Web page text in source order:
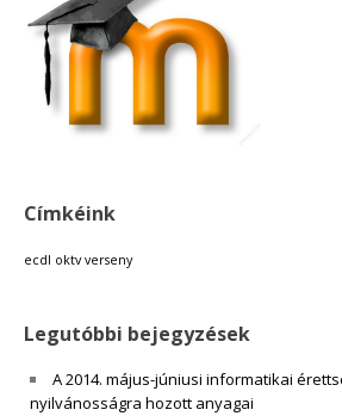
20:00
21:00
Címkéink
ecdl oktv verseny
Legutóbbi bejegyzések
A 2014. május-júniusi informatikai
nyilvánosságra hozott anyagai